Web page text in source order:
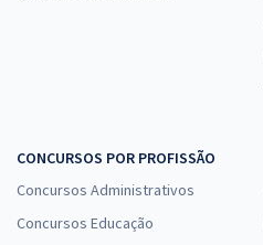
CONCURSOS POR PROFISSÃO
Concursos Administrativos
Concursos Educação